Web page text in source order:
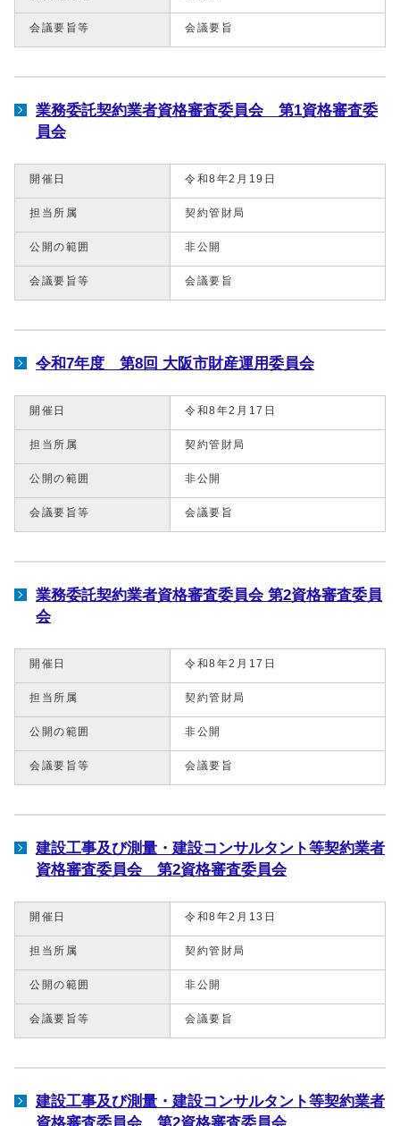
会議要旨等 会議要旨
業務委託契約業者資格審査委員会 第1資格審査委
員会
開催日 令和8年2月19日
担当所属 契約管財局
公開の範囲 非公開
会議要旨等 会議要旨
令和7年度 第8回 大阪市財産運用委員会
開催日 令和8年2月17日
担当所属 契約管財局
公開の範囲 非公開
会議要旨等 会議要旨
業務委託契約業者資格審査委員会 第2資格審査委員
会
開催日 令和8年2月17日
担当所属 契約管財局
公開の範囲 非公開
会議要旨等 会議要旨
建設工事及び測量・建設コンサルタント等契約業者
資格審査委員会 第2資格審査委員会
開催日 令和8年2月13日
担当所属 契約管財局
公開の範囲 非公開
会議要旨等 会議要旨
建設工事及び測量・建設コンサルタント等契約業者
資格審査委員会 第2資格審査委員会